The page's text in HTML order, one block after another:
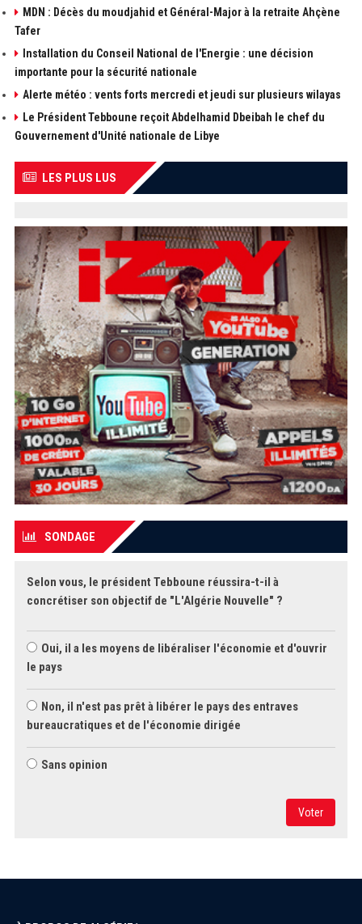
MDN : Décès du moudjahid et Général-Major à la retraite Ahçène
Tafer
Installation du Conseil National de l'Energie : une décision
importante pour la sécurité nationale
Alerte météo : vents forts mercredi et jeudi sur plusieurs wilayas
Le Président Tebboune reçoit Abdelhamid Dbeibah le chef du
Gouvernement d'Unité nationale de Libye
LES PLUS LUS
SONDAGE
Selon vous, le président Tebboune réussira-t-il à
concrétiser son objectif de "L'Algérie Nouvelle" ?
Oui, il a les moyens de libéraliser l'économie et d'ouvrir
le pays
Non, il n'est pas prêt à libérer le pays des entraves
bureaucratiques et de l'économie dirigée
Sans opinion
Voter